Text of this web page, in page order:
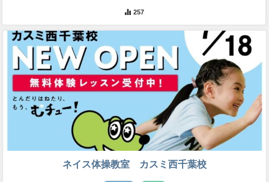
257
ネイス体操教室 カスミ西千葉校